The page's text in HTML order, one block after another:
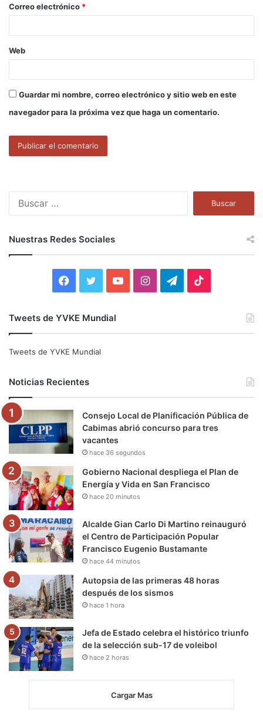
*
Correo electrónico *
Web
Guardar mi nombre, correo electrónico y sitio web en este
navegador para la próxima vez que haga un comentario.
:
Nuestras Redes Sociales
e
o
o
k
t
e
r
b
e
I
g
r
m
r
a
k
Tweets de YVKE Mundial
Tweets de YVKE Mundial
Noticias Recientes
Consejo Local de Planificación Pública de
Cabimas abrió concurso para tres
vacantes
hace 36 segundos
Gobierno Nacional despliega el Plan de
Energía y Vida en San Francisco
hace 20 minutos
Alcalde Gian Carlo Di Martino reinauguró
el Centro de Participación Popular
Francisco Eugenio Bustamante
hace 44 minutos
Autopsia de las primeras 48 horas
después de los sismos
hace 1 hora
Jefa de Estado celebra el histórico triunfo
de la selección sub-17 de voleibol
hace 2 horas
Cargar Mas